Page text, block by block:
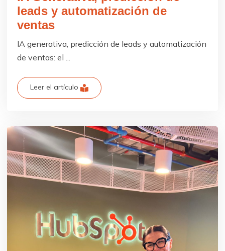
leads y automatización de
ventas
IA generativa, predicción de leads y automatización
de ventas: el ...
Leer el artículo